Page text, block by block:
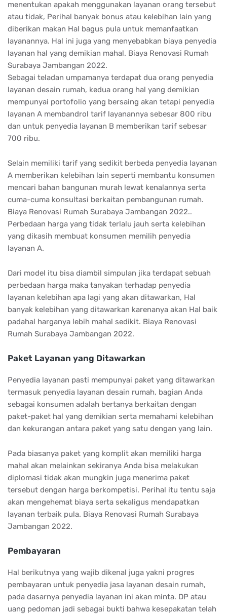
menentukan apakah menggunakan layanan orang tersebut
atau tidak, Perihal banyak bonus atau kelebihan lain yang
diberikan makan Hal bagus pula untuk memanfaatkan
layanannya. Hal ini juga yang menyebabkan biaya penyedia
layanan hal yang demikian mahal. Biaya Renovasi Rumah
Surabaya Jambangan 2022.
Sebagai teladan umpamanya terdapat dua orang penyedia
layanan desain rumah, kedua orang hal yang demikian
mempunyai portofolio yang bersaing akan tetapi penyedia
layanan A membandrol tarif layanannya sebesar 800 ribu
dan untuk penyedia layanan B memberikan tarif sebesar
700 ribu.
Selain memiliki tarif yang sedikit berbeda penyedia layanan
A memberikan kelebihan lain seperti membantu konsumen
mencari bahan bangunan murah lewat kenalannya serta
cuma-cuma konsultasi berkaitan pembangunan rumah.
Biaya Renovasi Rumah Surabaya Jambangan 2022..
Perbedaan harga yang tidak terlalu jauh serta kelebihan
yang dikasih membuat konsumen memilih penyedia
layanan A.
Dari model itu bisa diambil simpulan jika terdapat sebuah
perbedaan harga maka tanyakan terhadap penyedia
layanan kelebihan apa lagi yang akan ditawarkan, Hal
banyak kelebihan yang ditawarkan karenanya akan Hal baik
padahal harganya lebih mahal sedikit. Biaya Renovasi
Rumah Surabaya Jambangan 2022.
Paket Layanan yang Ditawarkan
Penyedia layanan pasti mempunyai paket yang ditawarkan
termasuk penyedia layanan desain rumah, bagian Anda
sebagai konsumen adalah bertanya berkaitan dengan
paket-paket hal yang demikian serta memahami kelebihan
dan kekurangan antara paket yang satu dengan yang lain.
Pada biasanya paket yang komplit akan memiliki harga
mahal akan melainkan sekiranya Anda bisa melakukan
diplomasi tidak akan mungkin juga menerima paket
tersebut dengan harga berkompetisi. Perihal itu tentu saja
akan mengehemat biaya serta sekaligus mendapatkan
layanan terbaik pula. Biaya Renovasi Rumah Surabaya
Jambangan 2022.
Pembayaran
Hal berikutnya yang wajib dikenal juga yakni progres
pembayaran untuk penyedia jasa layanan desain rumah,
pada dasarnya penyedia layanan ini akan minta. DP atau
uang pedoman jadi sebagai bukti bahwa kesepakatan telah